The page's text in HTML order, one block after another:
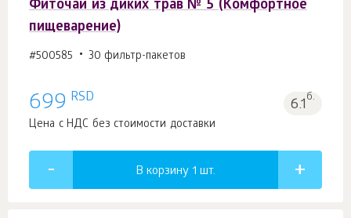
Фиточай из диких трав № 5 (Комфортное
пищеварение)
#500585 30 фильтр-пакетов
699 RSD 6.1б.
Цена с НДС без стоимости доставки
В корзину 1 шт.